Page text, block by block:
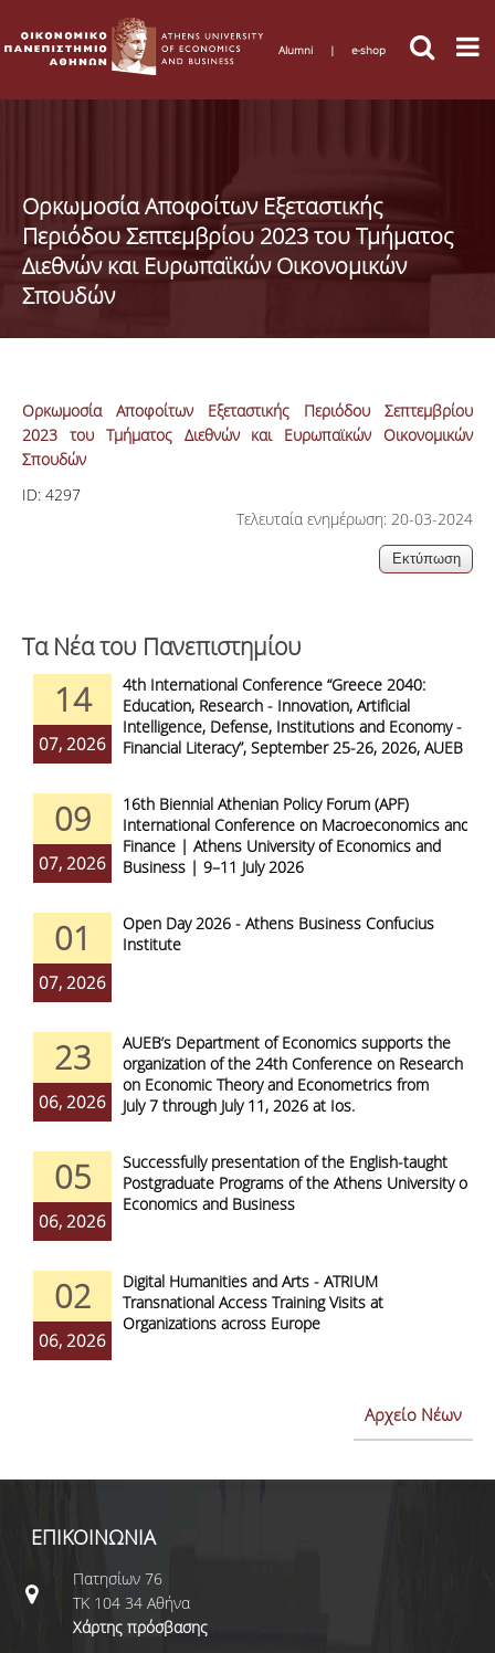
Alumni | e-shop
Oρκωμοσία Αποφοίτων Εξεταστικής
Περιόδου Σεπτεμβρίου 2023 του Τμήματος
Διεθνών και Ευρωπαϊκών Οικονομικών
Σπουδών
Oρκωμοσία Αποφοίτων Εξεταστικής Περιόδου Σεπτεμβρίου
2023 του Τμήματος Διεθνών και Ευρωπαϊκών Οικονομικών
Σπουδών
ID: 4297
Τελευταία ενημέρωση: 20-03-2024
Τα Νέα του Πανεπιστημίου
14
07, 2026
4th International Conference “Greece 2040:
Education, Research - Innovation, Artificial
Intelligence, Defense, Institutions and Economy -
Financial Literacy”, September 25-26, 2026, AUEB
09
07, 2026
16th Biennial Athenian Policy Forum (APF)
International Conference on Macroeconomics and
Finance | Athens University of Economics and
Business | 9–11 July 2026
01
07, 2026
Open Day 2026 - Athens Business Confucius
Institute
23
06, 2026
AUEB’s Department of Economics supports the
organization of the 24th Conference on Research
on Economic Theory and Econometrics from
July 7 through July 11, 2026 at Ios.
05
06, 2026
Successfully presentation of the English-taught
Postgraduate Programs of the Athens University of
Economics and Business
02
06, 2026
Digital Humanities and Arts - ATRIUM
Transnational Access Training Visits at
Organizations across Europe
Αρχείο Νέων
ΕΠΙΚΟΙΝΩΝΙΑ
Πατησίων 76
ΤΚ 104 34 Αθήνα
Χάρτης πρόσβασης